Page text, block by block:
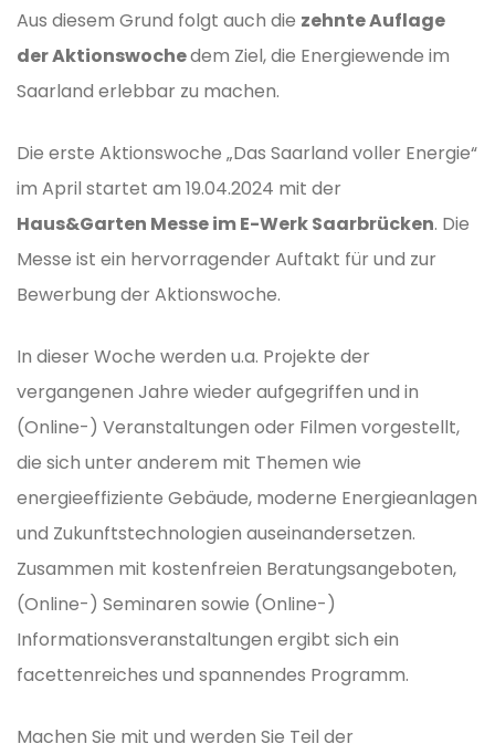
Aus diesem Grund folgt auch die zehnte Auflage
der Aktionswochedem Ziel, die Energiewende im
Saarland erlebbar zu machen.
Die erste Aktionswoche „Das Saarland voller Energie“
im April startet am 19.04.2024 mit der
Haus&Garten Messe im E-Werk Saarbrücken. Die
Messe ist ein hervorragender Auftakt für und zur
Bewerbung der Aktionswoche.
In dieser Woche werden u.a. Projekte der
vergangenen Jahre wieder aufgegriffen und in
(Online-) Veranstaltungen oder Filmen vorgestellt,
die sich unter anderem mit Themen wie
energieeffiziente Gebäude, moderne Energieanlagen
und Zukunftstechnologien auseinandersetzen.
Zusammen mit kostenfreien Beratungsangeboten,
(Online-) Seminaren sowie (Online-)
Informationsveranstaltungen ergibt sich ein
facettenreiches und spannendes Programm.
Machen Sie mit und werden Sie Teil der